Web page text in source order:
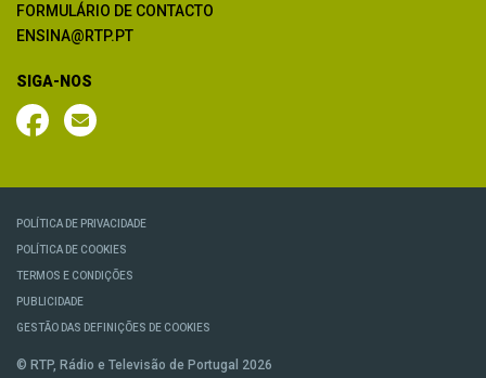
FORMULÁRIO DE CONTACTO
ENSINA@RTP.PT
SIGA-NOS
POLÍTICA DE PRIVACIDADE
POLÍTICA DE COOKIES
TERMOS E CONDIÇÕES
PUBLICIDADE
GESTÃO DAS DEFINIÇÕES DE COOKIES
© RTP, Rádio e Televisão de Portugal 2026